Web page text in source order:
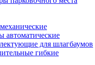
автоматические
для шлагбаумов
гибкие